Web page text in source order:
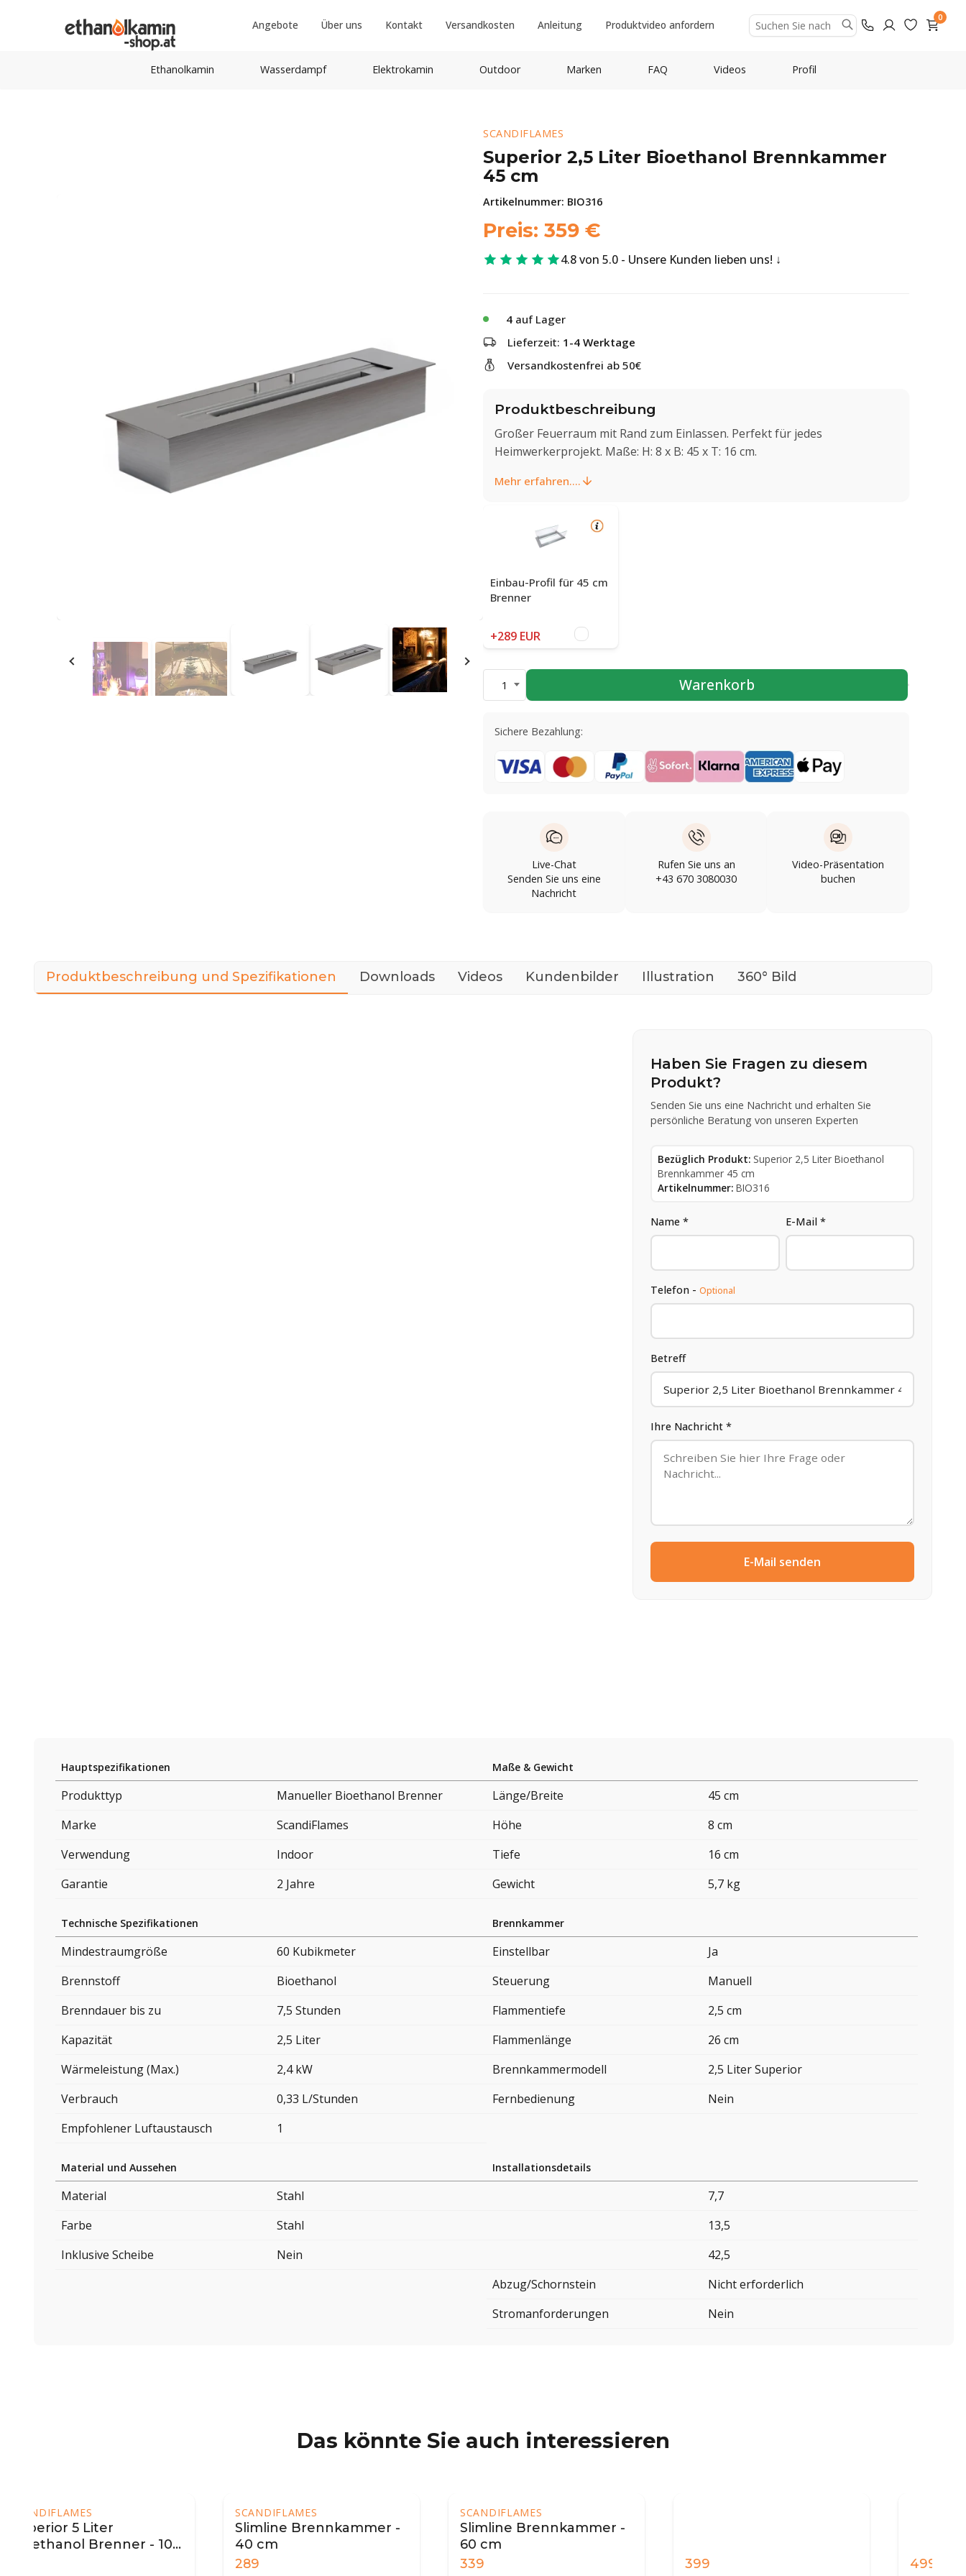
Angebote Über uns Kontakt Versandkosten Anleitung Produktvideo anfordern
0
Ethanolkamin Wasserdampf Elektrokamin Outdoor Marken FAQ Videos Profil
SCANDIFLAMES
Superior 2,5 Liter Bioethanol Brennkammer
45 cm
Artikelnummer: BIO316
Preis: 359 €
4.8 von 5.0 - Unsere Kunden lieben uns!
4 auf Lager
Lieferzeit: 1-4 Werktage
Versandkostenfrei ab 50€
Produktbeschreibung
Großer Feuerraum mit Rand zum Einlassen. Perfekt für jedes
Heimwerkerprojekt. Maße: H: 8 x B: 45 x T: 16 cm.
Mehr erfahren....
Einbau-Profil für 45 cm
Brenner
+289 EUR
1 Warenkorb
Sichere Bezahlung:
Live-Chat
Senden Sie uns eine
Nachricht
Rufen Sie uns an
+43 670 3080030
Video-Präsentation
buchen
Produktbeschreibung und Spezifikationen Downloads Videos Kundenbilder Illustration 360° Bild
Haben Sie Fragen zu diesem
Produkt?
Senden Sie uns eine Nachricht und erhalten Sie
persönliche Beratung von unseren Experten
Bezüglich Produkt: Superior 2,5 Liter Bioethanol
Brennkammer 45 cm
Artikelnummer: BIO316
Name * E-Mail *
Telefon -Optional
Betreff
Ihre Nachricht *
E-Mail senden
Hauptspezifikationen
Produkttyp
Manueller Bioethanol Brenner
Marke
ScandiFlames
Verwendung
Indoor
Garantie
2 Jahre
Maße & Gewicht
Länge/Breite
45 cm
Höhe
8 cm
Tiefe
16 cm
Gewicht
5,7 kg
Technische Spezifikationen
Mindestraumgröße
60 Kubikmeter
Brennstoff
Bioethanol
Brenndauer bis zu
7,5 Stunden
Kapazität
2,5 Liter
Wärmeleistung (Max.)
2,4 kW
Verbrauch
0,33 L/Stunden
Empfohlener Luftaustausch
1
Brennkammer
Einstellbar
Ja
Steuerung
Manuell
Flammentiefe
2,5 cm
Flammenlänge
26 cm
Brennkammermodell
2,5 Liter Superior
Fernbedienung
Nein
Material und Aussehen
Material
Stahl
Farbe
Stahl
Inklusive Scheibe
Nein
Installationsdetails
7,7
13,5
42,5
Abzug/Schornstein
Nicht erforderlich
Stromanforderungen
Nein
Das könnte Sie auch interessieren
SCANDIFLAMES
Slimline Brennkammer -
40 cm
SCANDIFLAMES
Slimline Brennkammer -